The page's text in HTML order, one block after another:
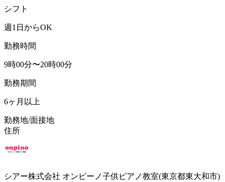
シフト
週1日からOK
勤務時間
9時00分〜20時00分
勤務期間
6ヶ月以上
勤務地/面接地
住所
シアー株式会社 オンピーノ子供ピアノ教室(東京都東大和市)